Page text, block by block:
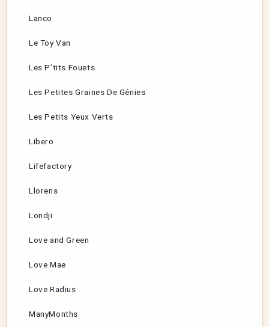
Lanco
Le Toy Van
Les P’tits Fouets
Les Petites Graines De Génies
Les Petits Yeux Verts
Libero
Lifefactory
Llorens
Londji
Love and Green
Love Mae
Love Radius
ManyMonths